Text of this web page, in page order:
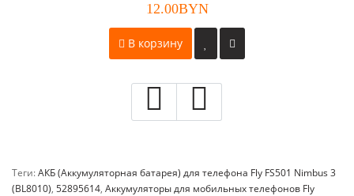
12.00BYN
В корзину
Теги:АКБ (Аккумуляторная батарея) для телефона Fly FS501 Nimbus 3
(BL8010), 52895614, Аккумуляторы для мобильных телефонов Fly